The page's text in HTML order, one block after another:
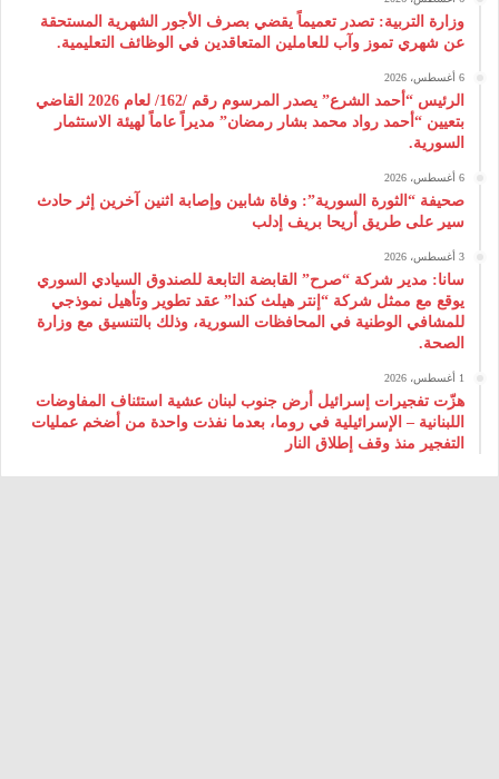
وزارة التربية: تصدر تعميماً يقضي بصرف الأجور الشهرية المستحقة
عن شهري تموز وآب للعاملين المتعاقدين في الوظائف التعليمية.
6 أغسطس، 2026
الرئيس “أحمد الشرع” يصدر المرسوم رقم /162/ لعام 2026 ‌القاضي
بتعيين “أحمد رواد محمد بشار رمضان” مديراً عاماً لهيئة ‌الاستثمار
السورية.
6 أغسطس، 2026
صحيفة “الثورة السورية”: وفاة شابين وإصابة اثنين آخرين إثر حادث
سير على طريق أريحا بريف إدلب
3 أغسطس، 2026
سانا: مدير شركة “صرح” القابضة التابعة للصندوق السيادي السوري
يوقع مع ممثل شركة “إنتر هيلث كندا” عقد تطوير وتأهيل نموذجي
للمشافي الوطنية في المحافظات السورية، وذلك بالتنسيق مع وزارة
الصحة.
1 أغسطس، 2026
هزّت تفجيرات إسرائيل أرض جنوب لبنان عشية استئناف المفاوضات
اللبنانية – الإسرائيلية في روما، بعدما نفذت واحدة من أضخم عمليات
التفجير منذ وقف إطلاق النار